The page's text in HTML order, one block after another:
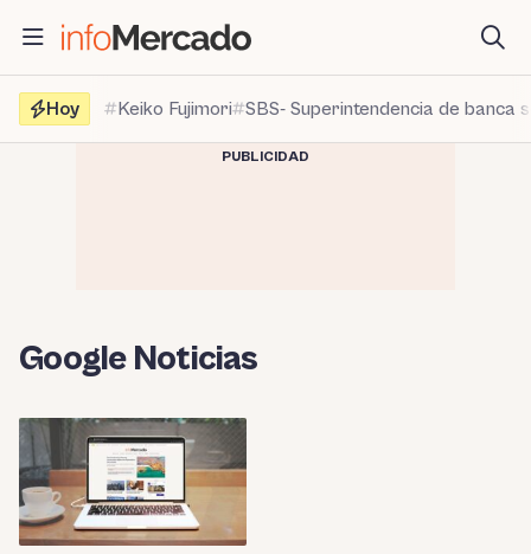
contenido
Hoy
Keiko Fujimori SBS- Superintendencia de banca
PUBLICIDAD
Google Noticias